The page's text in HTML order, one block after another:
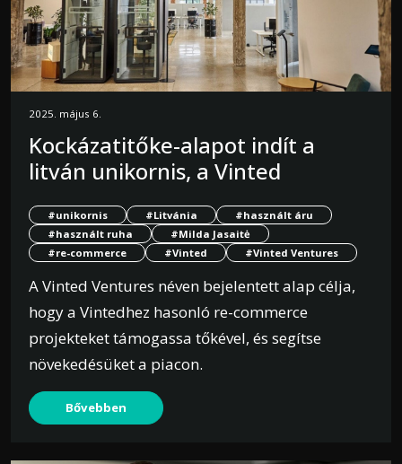
2025. május 6.
Kockázatitőke-alapot indít a
litván unikornis, a Vinted
#unikornis #Litvánia
#használt áru
#használt ruha
#Milda Jasaitė
#re-commerce
#Vinted #Vinted Ventures
A Vinted Ventures néven bejelentett alap célja,
hogy a Vintedhez hasonló re-commerce
projekteket támogassa tőkével, és segítse
növekedésüket a piacon.
Bővebben